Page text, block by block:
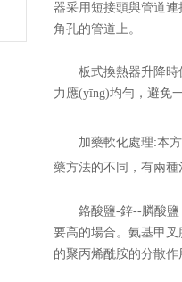
器采用短接頭與管道連
角孔的管道上。
板式換熱器升降時
力應(yīng)均勻，避免
加藥軟化處理:本方
藥方法的不同，有兩種
鉻酸鹽-鋅--膦酸
要高的場合。氨
的聚丙烯酰胺的分散作用